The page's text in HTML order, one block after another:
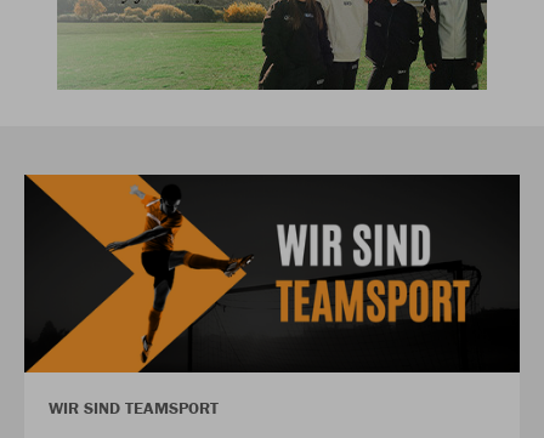
WIR SIND TEAMSPORT